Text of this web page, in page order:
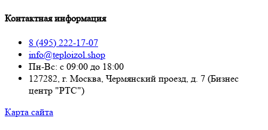
Контактная информация
8 (495) 222-17-07
info@teploizol.shop
Пн-Вс: с 09:00 до 18:00
127282, г. Москва, Чермянский проезд, д. 7 (Бизнес
центр "РТС")
Карта сайта